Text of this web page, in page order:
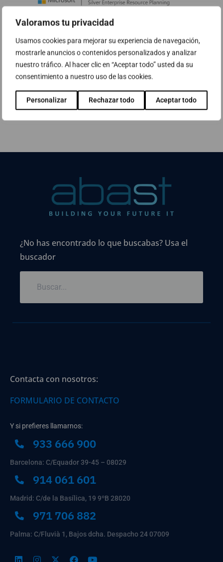
Valoramos tu privacidad
Usamos cookies para mejorar su experiencia de navegación,
mostrarle anuncios o contenidos personalizados y analizar
nuestro tráfico. Al hacer clic en “Aceptar todo” usted da su
consentimiento a nuestro uso de las cookies.
Personalizar Rechazar todo Aceptar todo
⇒ Més informació sobre la nostra
certificació com a partner de Microsoft
¿No has encontrado lo que buscabas? Usa el
buscador
Contacta con nosotros:
FORMULARIO DE CONTACTO
Y si prefieres llamarnos:
933 666 900
Barcelona: C/Equador 39-45 – 08029
914 061 601
Madrid: C/de la Basílica, 19 9ºB 28020
971 706 882
Palma: C/Fluvià 1, Bajos dcha. Despacho 24 07009